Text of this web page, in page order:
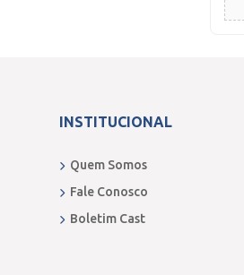
INSTITUCIONAL
Quem Somos
Fale Conosco
Boletim Cast